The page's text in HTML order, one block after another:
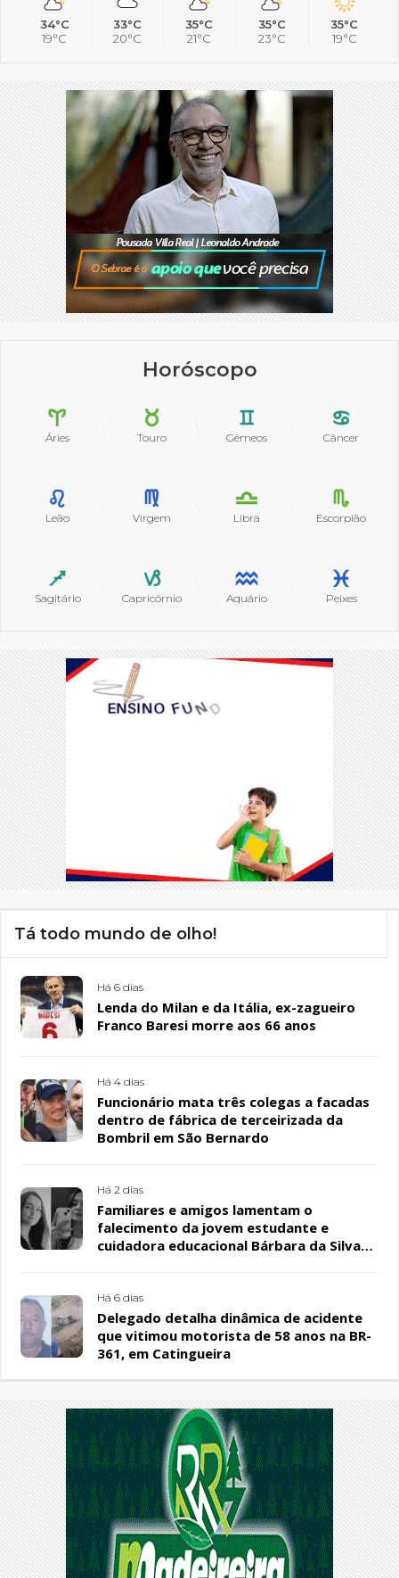
34°C
19°C
33°C
20°C
35°C
21°C
35°C
23°C
35°C
19°C
Horóscopo
Áries Touro Gêmeos Câncer
Leão Virgem Libra Escorpião
Sagitário Capricórnio Aquário Peixes
Tá todo mundo de olho!
Há 6 dias
Lenda do Milan e da Itália, ex-zagueiro
Franco Baresi morre aos 66 anos
Há 4 dias
Funcionário mata três colegas a facadas
dentro de fábrica de terceirizada da
Bombril em São Bernardo
Há 2 dias
Familiares e amigos lamentam o
falecimento da jovem estudante e
cuidadora educacional Bárbara da Silva
Há 6 dias
Delegado detalha dinâmica de acidente
que vitimou motorista de 58 anos na BR-
361, em Catingueira